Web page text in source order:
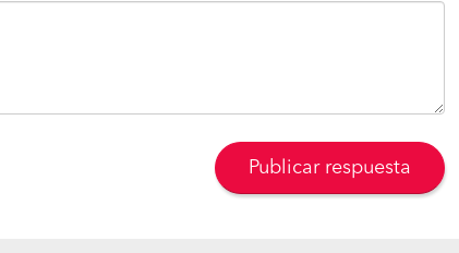
Publicar respuesta